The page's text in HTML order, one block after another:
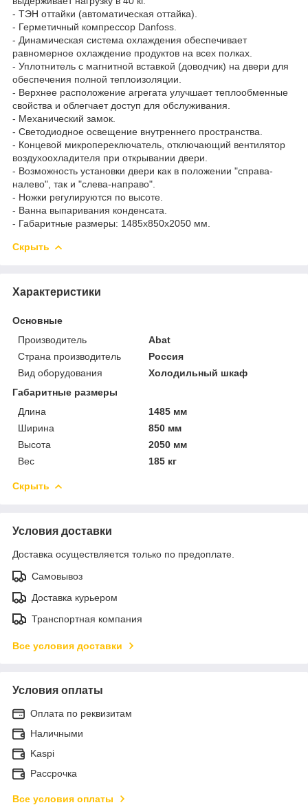
- ТЭН оттайки (автоматическая оттайка).
- Герметичный компрессор Danfoss.
- Динамическая система охлаждения обеспечивает
равномерное охлаждение продуктов на всех полках.
- Уплотнитель с магнитной вставкой (доводчик) на двери для
обеспечения полной теплоизоляции.
- Верхнее расположение агрегата улучшает теплообменные
свойства и облегчает доступ для обслуживания.
- Механический замок.
- Светодиодное освещение внутреннего пространства.
- Концевой микропереключатель, отключающий вентилятор
воздухоохладителя при открывании двери.
- Возможность установки двери как в положении "справа-
налево", так и "слева-направо".
- Ножки регулируются по высоте.
- Ванна выпаривания конденсата.
- Габаритные размеры: 1485x850x2050 мм.
Скрыть
Характеристики
Основные
Производитель
Abat
Страна производитель
Россия
Вид оборудования
Холодильный шкаф
Габаритные размеры
Длина
1485 мм
Ширина
850 мм
Высота
2050 мм
Вес
185 кг
Скрыть
Условия доставки
Доставка осуществляется только по предоплате.
Самовывоз
Доставка курьером
Транспортная компания
Все условия доставки
Условия оплаты
Оплата по реквизитам
Наличными
Kaspi
Рассрочка
Все условия оплаты